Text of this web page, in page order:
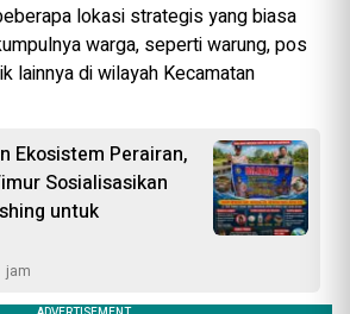
lokasi strategis yang biasa
warga, seperti warung, pos
lainnya di wilayah Kecamatan
Ekosistem Perairan,
Sosialisasikan
untuk
jam